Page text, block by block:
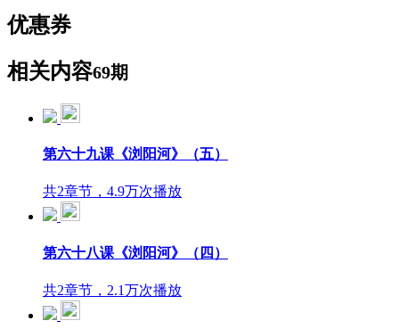
优惠券
相关内容69期
第六十九课《浏阳河》（五）
共2章节，4.9万次播放
第六十八课《浏阳河》（四）
共2章节，2.1万次播放